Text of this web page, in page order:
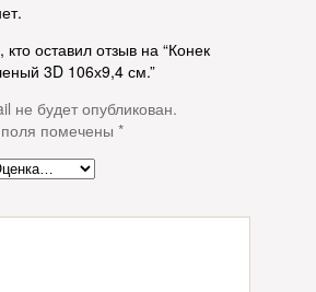
оставил отзыв на “Конек
3D 106х9,4 см.”
не будет опубликован.
помечены *